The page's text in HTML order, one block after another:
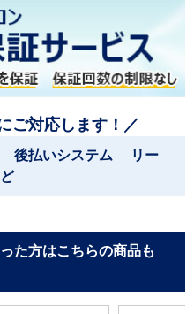
ご対応します！／
後払いシステム リー
た方はこちらの商品も